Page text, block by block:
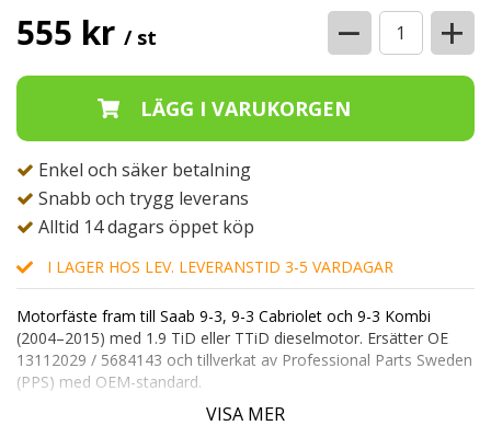
555 kr / st − +
Enkel och säker betalning
Snabb och trygg leverans
Alltid 14 dagars öppet köp
I LAGER HOS LEV. LEVERANSTID 3-5 VARDAGAR
Motorfäste fram till Saab 9-3, 9-3 Cabriolet och 9-3 Kombi
(2004–2015) med 1.9 TiD eller TTiD dieselmotor. Ersätter OE
13112029 / 5684143 och tillverkat av Professional Parts Sweden
(PPS) med OEM-standard.
✔ OEM-passform – direkt ersättning för original
✔ Dämpar vibrationer från dieselmotor och drivlina
VISA MER